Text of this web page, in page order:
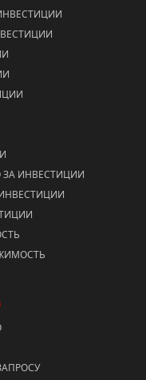
ИНВЕСТИЦИИ